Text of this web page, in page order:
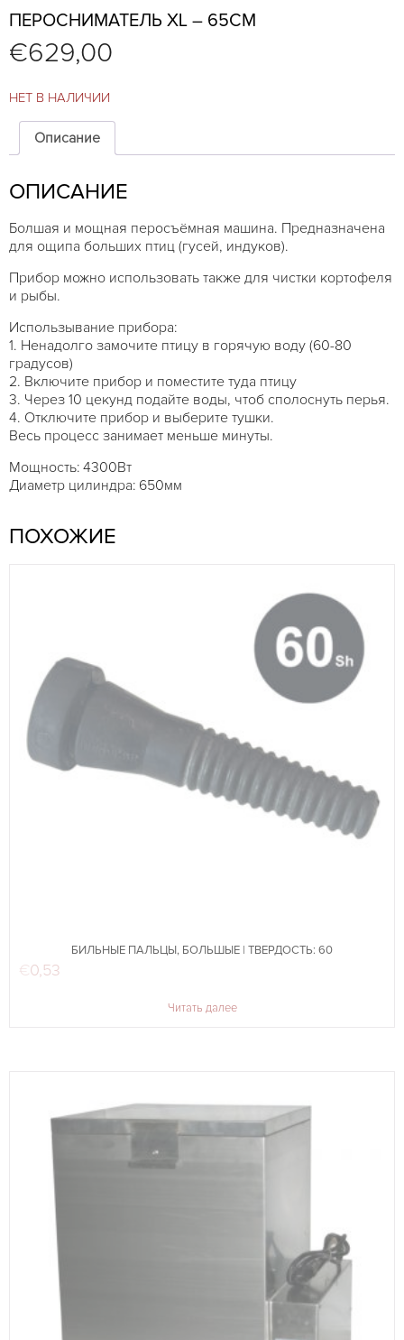
ПЕРОСНИМАТЕЛЬ XL – 65СМ
€629,00
НЕТ В НАЛИЧИИ
Описание
ОПИСАНИЕ
Болшая и мощная перосъёмная машина. Предназначена
для ощипа больших птиц (гусей, индуков).
Прибор можно использовать также для чистки кортофеля
и рыбы.
Использывание прибора:
1. Ненадолго замочите птицу в горячую воду (60-80
градусов)
2. Включите прибор и поместите туда птицу
3. Через 10 цекунд подайте воды, чтоб сполоснуть перья.
4. Отключите прибор и выберите тушки.
Весь процесс занимает меньше минуты.
Мощность: 4300Вт
Диаметр цилиндра: 650мм
ПОХОЖИЕ
БИЛЬНЫЕ ПАЛЬЦЫ, БОЛЬШЫЕ | ТВЕРДОСТЬ: 60
€0,53
Читать далее